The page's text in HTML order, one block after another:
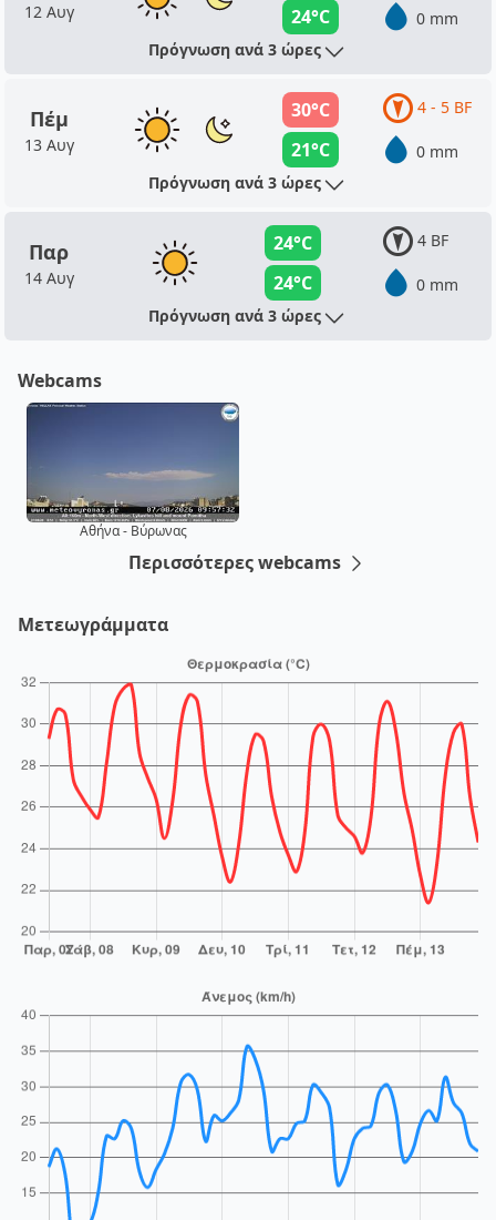
12 Αυγ
24°C
0 mm
Πρόγνωση ανά 3 ώρες
Πέμ
13 Αυγ
30°C
21°C
4 - 5 BF
0 mm
Πρόγνωση ανά 3 ώρες
Παρ
14 Αυγ
24°C
24°C
4 BF
0 mm
Πρόγνωση ανά 3 ώρες
Webcams
Αθήνα - Βύρωνας
Περισσότερες webcams
Μετεωγράμματα